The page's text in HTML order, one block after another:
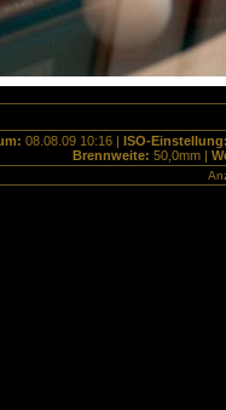
08.08.09 10:16 | ISO-
Brennweite: 50,0mm |